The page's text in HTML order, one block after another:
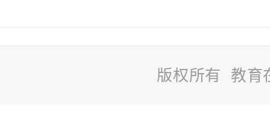
版权所有 教育